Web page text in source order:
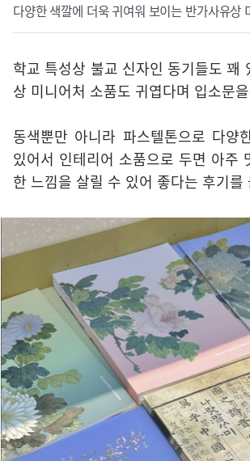
다양한 색깔에 더욱 귀여워 보이는 반가사유상
학교 특성상 불교 신자인 동기들도 꽤
상 미니어처 소품도 귀엽다며 입소문
동색뿐만 아니라 파스텔톤으로 다양
있어서 인테리어 소품으로 두면 아주
한 느낌을 살릴 수 있어 좋다는 후기를